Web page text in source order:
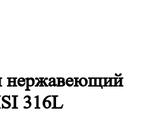
нержавеющий
316L